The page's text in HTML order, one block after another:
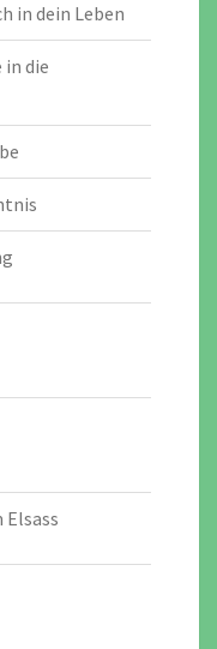
in dein Leben
in die
Elsass